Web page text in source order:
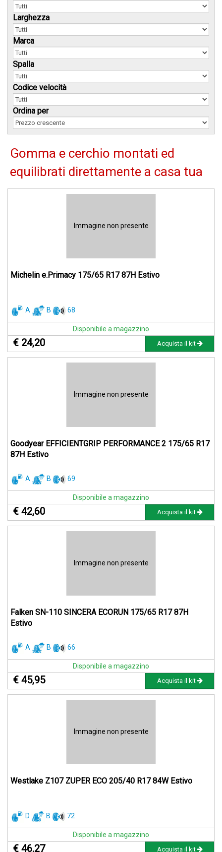
Larghezza
Marca
Spalla
Codice velocità
Ordina per
Gomma e cerchio montati ed
equilibrati direttamente a casa tua
Immagine non presente
Michelin e.Primacy 175/65 R17 87H Estivo
A B 68
Disponibile a magazzino
€ 24,20 Acquista il kit
Immagine non presente
Goodyear EFFICIENTGRIP PERFORMANCE 2 175/65 R17
87H Estivo
A B 69
Disponibile a magazzino
€ 42,60 Acquista il kit
Immagine non presente
Falken SN-110 SINCERA ECORUN 175/65 R17 87H
Estivo
A B 66
Disponibile a magazzino
€ 45,95 Acquista il kit
Immagine non presente
Westlake Z107 ZUPER ECO 205/40 R17 84W Estivo
D B 72
Disponibile a magazzino
€ 46,27 Acquista il kit